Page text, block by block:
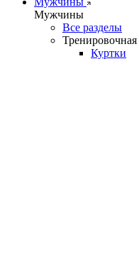
Мужчины
Все разделы
Куртки